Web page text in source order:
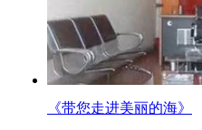
《带您走进美丽的海》